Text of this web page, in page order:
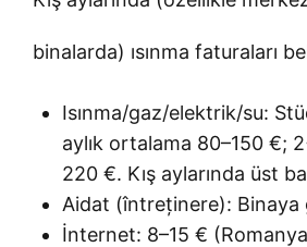
binalarda) ısınma faturaları
Isınma/gaz/elektrik/su:
aylık ortalama 80–150 €;
220 €. Kış aylarında üst
Aidat (întreținere): Binaya
İnternet: 8–15 €